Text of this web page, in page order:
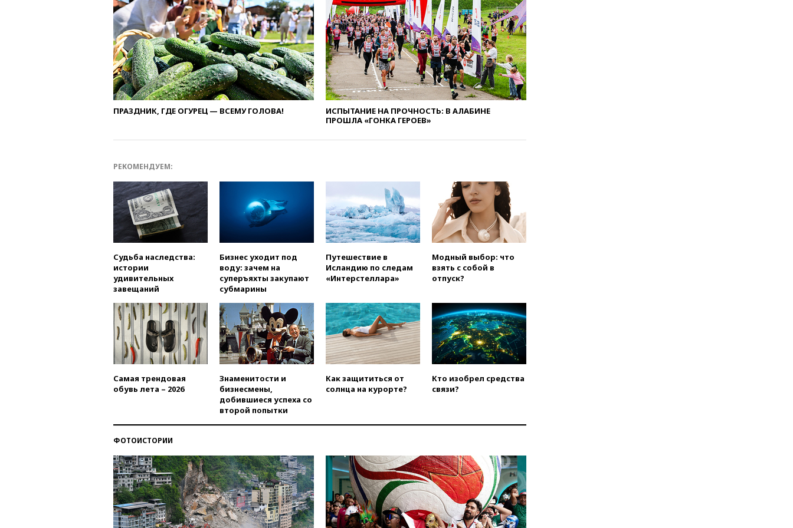
вчера, 22:28 Бессент
анонсировал скорое
соглашение о прекращении
огня США и Ирана
вчера, 22:15Три человека
получили ножевые ранения
при нападении в Чехии
вчера, 22:00Путин поручил
выделить средства на новые
области
использовании Starlink для
атак вглубь РФ
вчера, 21:35После пожара на
складе в Брянске возбудили
уголовное дело
РФ по гимнастике получили
официальный отказ в визах от
Хорватии
опубликовал 16 новых видео с
НЛО
вчера, 21:00На границе
Украины с Польшей скопилось
свыше 6,5 тысячи грузовиков
вчера, 20:53 Швыдкой:
«Интервидение» точно
сбила еще 75 украинских
вчера, 20:35Велосипедист
погиб при атаке FPV-дрона в
Белгородской области
вчера, 20:30Лидию Невзорову
заочно арестовали по делу о
финансировании
ПРАЗДНИК, ГДЕ ОГУРЕЦ — ВСЕМУ ГОЛОВА!
ИСПЫТАНИЕ НА ПРОЧНОСТЬ: В АЛАБИНЕ
ПРОШЛА «ГОНКА ГЕРОЕВ»
РЕКОМЕНДУЕМ:
Судьба наследства:
истории
удивительных
завещаний
Бизнес уходит под
воду: зачем на
суперъяхты закупают
субмарины
Путешествие в
Исландию по следам
«Интерстеллара»
Модный выбор: что
взять с собой в
отпуск?
Самая трендовая
обувь лета – 2026
Знаменитости и
бизнесмены,
добившиеся успеха со
второй попытки
Как защититься от
солнца на курорте?
Кто изобрел средства
связи?
ФОТОИСТОРИИ